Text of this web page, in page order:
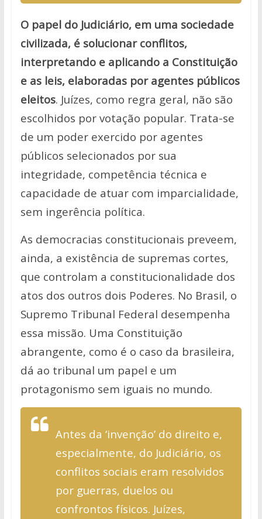
O papel do Judiciário, em uma sociedade
civilizada, é solucionar conflitos,
interpretando e aplicando a Constituição
e as leis, elaboradas por agentes públicos
eleitos. Juízes, como regra geral, não são
escolhidos por votação popular. Trata-se
de um poder exercido por agentes
públicos selecionados por sua
integridade, competência técnica e
capacidade de atuar com imparcialidade,
sem ingerência política.
As democracias constitucionais preveem,
ainda, a existência de supremas cortes,
que controlam a constitucionalidade dos
atos dos outros dois Poderes. No Brasil, o
Supremo Tribunal Federal desempenha
essa missão. Uma Constituição
abrangente, como é o caso da brasileira,
dá ao tribunal um papel e um
protagonismo sem iguais no mundo.
Antes da ‘invenção’ do direito e,
especialmente, do Judiciário, os
conflitos sociais eram resolvidos
por guerras, duelos ou
confrontos físicos. Juízes,